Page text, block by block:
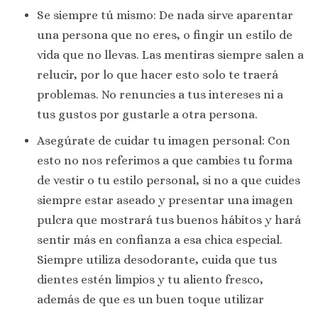
Se siempre tú mismo: De nada sirve aparentar
una persona que no eres, o fingir un estilo de
vida que no llevas. Las mentiras siempre salen a
relucir, por lo que hacer esto solo te traerá
problemas. No renuncies a tus intereses ni a
tus gustos por gustarle a otra persona.
Asegúrate de cuidar tu imagen personal: Con
esto no nos referimos a que cambies tu forma
de vestir o tu estilo personal, si no a que cuides
siempre estar aseado y presentar una imagen
pulcra que mostrará tus buenos hábitos y hará
sentir más en confianza a esa chica especial.
Siempre utiliza desodorante, cuida que tus
dientes estén limpios y tu aliento fresco,
además de que es un buen toque utilizar